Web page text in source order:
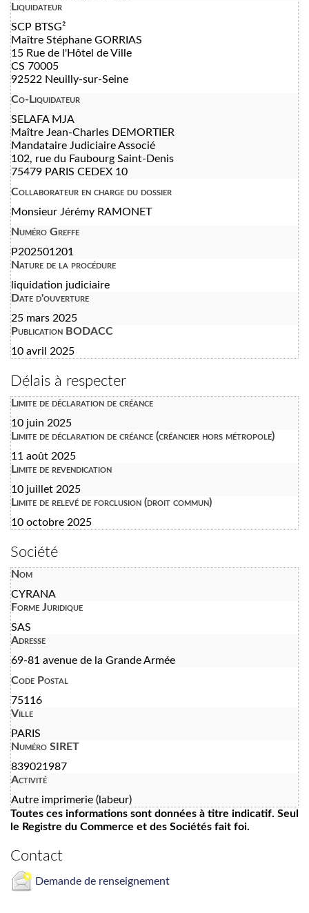
Liquidateur
SCP BTSG²
Maître Stéphane GORRIAS
15 Rue de l'Hôtel de Ville
CS 70005
92522 Neuilly-sur-Seine
Co-Liquidateur
SELAFA MJA
Maître Jean-Charles DEMORTIER
Mandataire Judiciaire Associé
102, rue du Faubourg Saint-Denis
75479 PARIS CEDEX 10
Collaborateur en charge du dossier
Monsieur Jérémy RAMONET
Numéro Greffe
P202501201
Nature de la procédure
liquidation judiciaire
Date d'ouverture
25 mars 2025
Publication BODACC
10 avril 2025
Délais à respecter
Limite de déclaration de créance
10 juin 2025
Limite de déclaration de créance (créancier hors métropole)
11 août 2025
Limite de revendication
10 juillet 2025
Limite de relevé de forclusion (droit commun)
10 octobre 2025
Société
Nom
CYRANA
Forme Juridique
SAS
Adresse
69-81 avenue de la Grande Armée
Code Postal
75116
Ville
PARIS
Numéro SIRET
839021987
Activité
Autre imprimerie (labeur)
Toutes ces informations sont données à titre indicatif. Seul
le Registre du Commerce et des Sociétés fait foi.
Contact
Demande de renseignement